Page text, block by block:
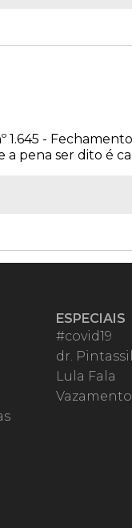
1.645 -
pena ser dito é
ESPECIAIS
#covid19
dr.
Lula Fala